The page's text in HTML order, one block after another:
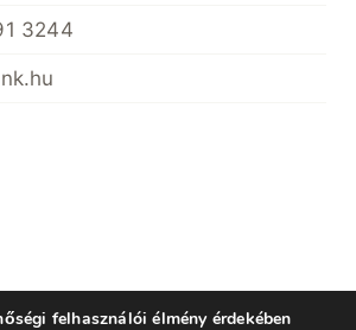
3244
felhasználói élmény érdekében